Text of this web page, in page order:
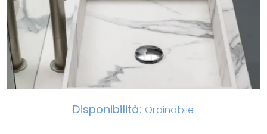
Disponibilità: Ordinabile